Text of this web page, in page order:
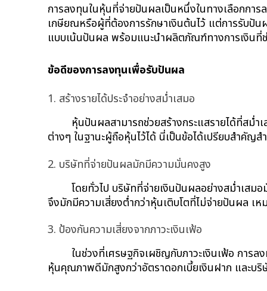
การลงทุนในหุ้นที่จ่ายปันผลเป็นหนึ่งในทางเลือกการ
เกษียณหรือผู้ที่ต้องการรักษาเงินต้นไว้ แต่การรับปัน
แบบเน้นปันผล พร้อมแนะนำผลิตภัณฑ์ทางการเงินที่
ข้อดีของการลงทุนเพื่อรับปันผล
1. สร้างรายได้ประจำอย่างสม่ำเสมอ
หุ้นปันผลสามารถช่วยสร้างกระแสรายได้ที่สม่ำ
ต่างๆ ในฐานะผู้ถือหุ้นไว้ได้ นี่เป็นข้อได้เปรียบสำคัญ
2. บริษัทที่จ่ายปันผลมักมีความมั่นคงสูง
โดยทั่วไป บริษัทที่จ่ายเงินปันผลอย่างสม่ำเสม
จึงมักมีความเสี่ยงต่ำกว่าหุ้นเติบโตที่ไม่จ่ายปันผล เ
3. ป้องกันความเสี่ยงจากภาวะเงินเฟ้อ
ในช่วงที่เศรษฐกิจเผชิญกับภาวะเงินเฟ้อ การ
หุ้นคุณภาพดีมักสูงกว่าอัตราดอกเบี้ยเงินฝาก และบริ